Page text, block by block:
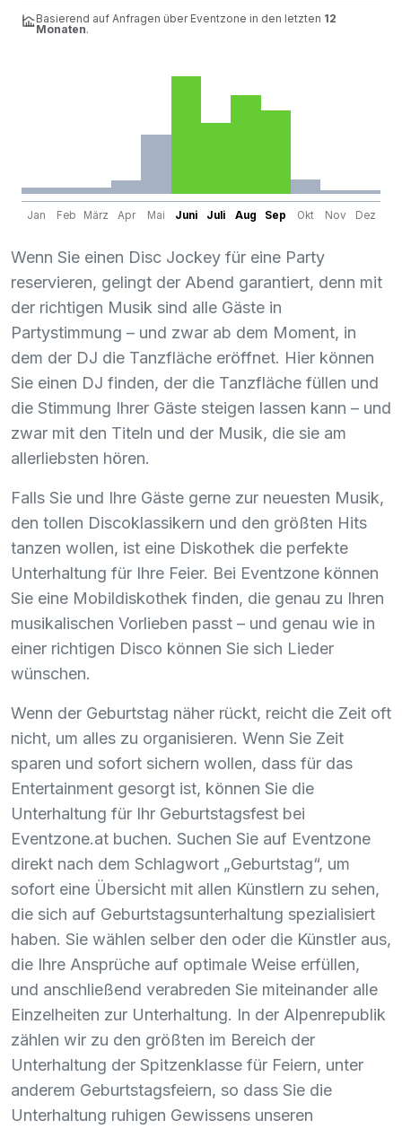
Basierend auf Anfragen über Eventzone in den letzten 12
Monaten.
Jan Feb März Apr Mai Juni Juli Aug Sep Okt Nov Dez
Wenn Sie einen Disc Jockey für eine Party
reservieren, gelingt der Abend garantiert, denn mit
der richtigen Musik sind alle Gäste in
Partystimmung – und zwar ab dem Moment, in
dem der DJ die Tanzfläche eröffnet. Hier können
Sie einen DJ finden, der die Tanzfläche füllen und
die Stimmung Ihrer Gäste steigen lassen kann – und
zwar mit den Titeln und der Musik, die sie am
allerliebsten hören.
Falls Sie und Ihre Gäste gerne zur neuesten Musik,
den tollen Discoklassikern und den größten Hits
tanzen wollen, ist eine Diskothek die perfekte
Unterhaltung für Ihre Feier. Bei Eventzone können
Sie eine Mobildiskothek finden, die genau zu Ihren
musikalischen Vorlieben passt – und genau wie in
einer richtigen Disco können Sie sich Lieder
wünschen.
Wenn der Geburtstag näher rückt, reicht die Zeit oft
nicht, um alles zu organisieren. Wenn Sie Zeit
sparen und sofort sichern wollen, dass für das
Entertainment gesorgt ist, können Sie die
Unterhaltung für Ihr Geburtstagsfest bei
Eventzone.at buchen. Suchen Sie auf Eventzone
direkt nach dem Schlagwort „Geburtstag“, um
sofort eine Übersicht mit allen Künstlern zu sehen,
die sich auf Geburtstagsunterhaltung spezialisiert
haben. Sie wählen selber den oder die Künstler aus,
die Ihre Ansprüche auf optimale Weise erfüllen,
und anschließend verabreden Sie miteinander alle
Einzelheiten zur Unterhaltung. In der Alpenrepublik
zählen wir zu den größten im Bereich der
Unterhaltung der Spitzenklasse für Feiern, unter
anderem Geburtstagsfeiern, so dass Sie die
Unterhaltung ruhigen Gewissens unseren